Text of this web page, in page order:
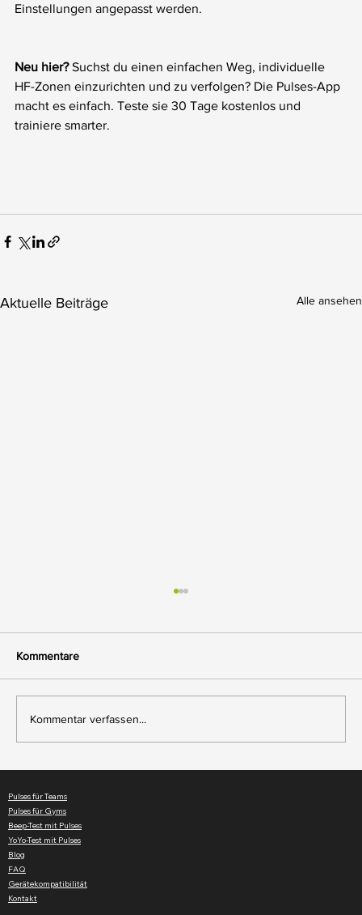
Einstellungen angepasst werden.
Neu hier? Suchst du einen einfachen Weg, individuelle
HF-Zonen einzurichten und zu verfolgen? Die Pulses-App
macht es einfach. Teste sie 30 Tage kostenlos und
trainiere smarter.
Aktuelle Beiträge Alle ansehen
Pulses verfügbar
Kommentare
Kommentar verfassen...
Pulses für Teams
Pulses für Gyms
Beep-Test mit Pulses
YoYo-Test mit Pulses
Blog
FAQ
Gerätekompatibilität
Kontakt